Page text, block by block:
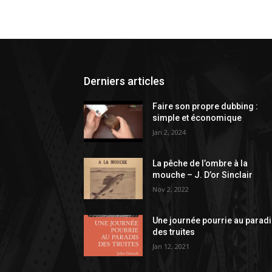
Derniers articles
Faire son propre dubbing :
simple et économique
Jan 2, 2024
La pêche de l’ombre à la
mouche – J. D’or Sinclair
Nov 2, 2022
Une journée pourrie au
des truites
Jan 12, 2021